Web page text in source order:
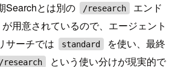
Searchとは別の
/research
エンド
用意されているので、エージェント
サーチでは
standard
を使い、最終
/research
という使い分けが現実的で